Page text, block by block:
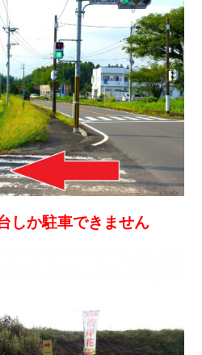
しか駐車できません